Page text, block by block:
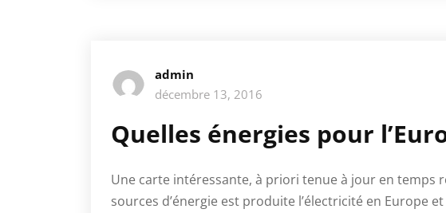
admin
décembre 13, 2016
Quelles énergies pour
Une carte intéressante, à priori tenue à jour en temps
sources d’énergie est produite l’électricité en Europe